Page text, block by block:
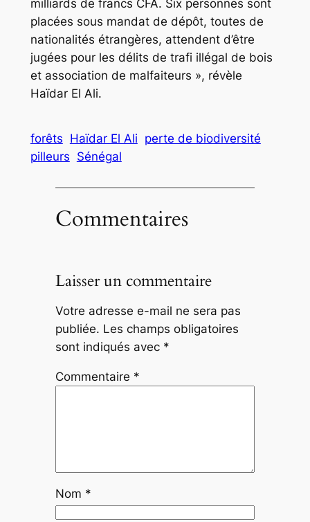
milliards de francs CFA. Six personnes sont
placées sous mandat de dépôt, toutes de
nationalités étrangères, attendent d’être
jugées pour les délits de trafi illégal de bois
et association de malfaiteurs », révèle
Haïdar El Ali.
forêts Haïdar El Ali perte de biodiversité
pilleurs Sénégal
Commentaires
Laisser un commentaire
Votre adresse e-mail ne sera pas
publiée. Les champs obligatoires
sont indiqués avec *
Commentaire *
Nom *